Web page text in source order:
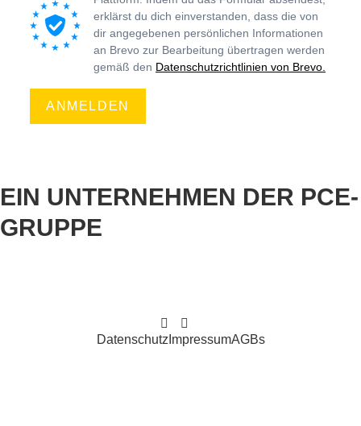
erklärst du dich einverstanden, dass die von
dir angegebenen persönlichen Informationen
an Brevo zur Bearbeitung übertragen werden
gemäß den Datenschutzrichtlinien von Brevo.
ANMELDEN
EIN UNTERNEHMEN DER PCE-
GRUPPE
Datenschutz ImpressumAGBs